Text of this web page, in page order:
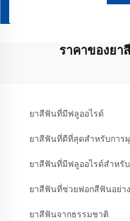
ราคาของย
ยาสีฟันที่มีฟลูออไรด์
ยาสีฟันที่ดีที่สุดสำหรับการ
ยาสีฟันที่มีฟลูออไรด์สำหรั
ยาสีฟันที่ช่วยฟอกสีฟันอย่า
ยาสีฟันจากธรรมชาติ